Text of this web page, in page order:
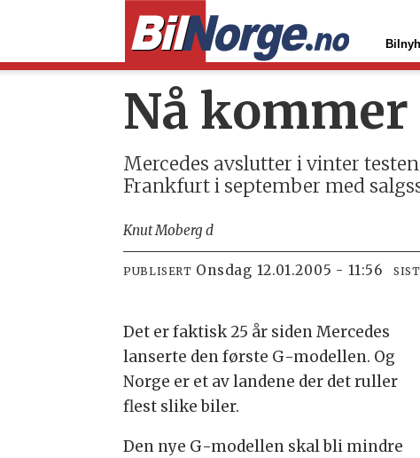
Nå kommer
Mercedes avslutter i vinter
Frankfurt i september med
Knut Moberg d
PUBLISERT onsdag 12.01.2005 - 11:56
Det er faktisk 25 år siden Mercedes
lanserte den første G-modellen. Og
Norge er et av landene der det ruller
flest slike biler.
Den nye G-modellen skal bli mindre